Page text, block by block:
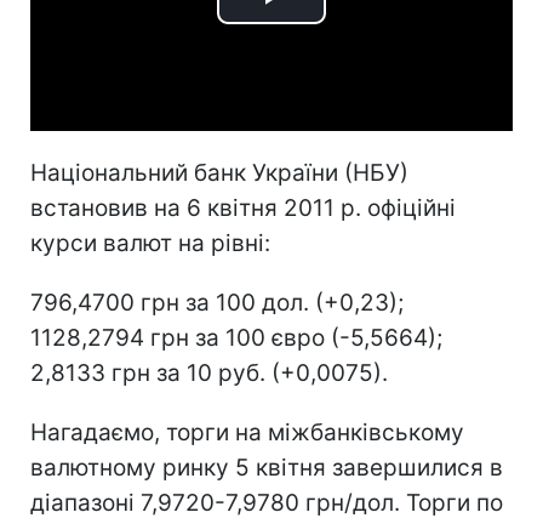
Play
Національний банк України (НБУ)
встановив на 6 квітня 2011 р. офіційні
курси валют на рівні:
796,4700 грн за 100 дол. (+0,23);
1128,2794 грн за 100 євро (-5,5664);
2,8133 грн за 10 руб. (+0,0075).
Нагадаємо, торги на міжбанківському
валютному ринку 5 квітня завершилися в
діапазоні 7,9720-7,9780 грн/дол. Торги по